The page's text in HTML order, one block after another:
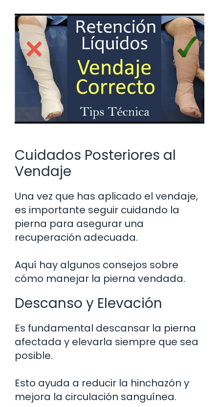
Cuidados Posteriores al
Vendaje
Una vez que has aplicado el vendaje,
es importante seguir cuidando la
pierna para asegurar una
recuperación adecuada.
Aquí hay algunos consejos sobre
cómo manejar la pierna vendada.
Descanso y Elevación
Es fundamental descansar la pierna
afectada y elevarla siempre que sea
posible.
Esto ayuda a reducir la hinchazón y
mejora la circulación sanguínea.